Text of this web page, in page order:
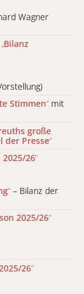
Wagner
„Bilanz
Stimmen“ mit
große
der Presse“
2025/26“
“ – Bilanz der
2025/26“
26“